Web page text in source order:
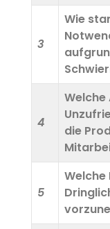
3
Wie
4
Welche
die
5
Welche